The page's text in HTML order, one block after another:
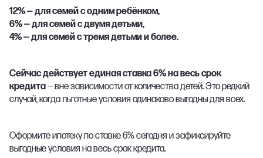
12% — для семей с одним ребёнком,
6% — для семей с двумя детьми,
4% — для семей с тремя детьми и более.
Сейчас действует единая ставка 6% на весь срок
кредита— вне зависимости от количества детей. Это редкий
случай, когда льготные условия одинаково выгодны для всех.
Оформите ипотеку по ставке 6% сегодня и зафиксируйте
выгодные условия на весь срок кредита.